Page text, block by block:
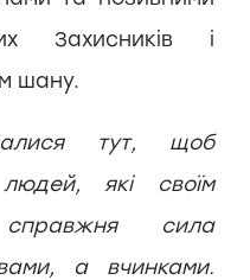
Захисників і
шану.
тут, щоб
які своїм
сила
а вчинками.